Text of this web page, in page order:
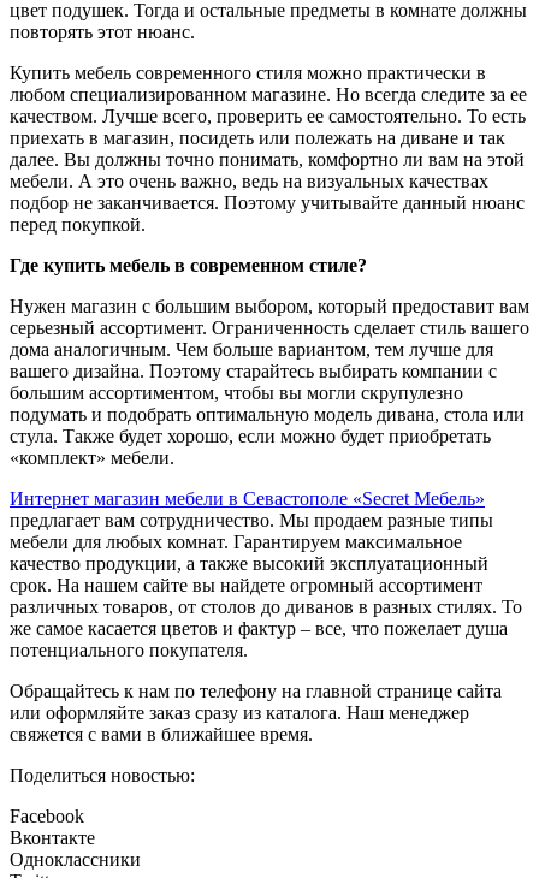
цвет подушек. Тогда и остальные предметы в комнате должны
повторять этот нюанс.
Купить мебель современного стиля можно практически в
любом специализированном магазине. Но всегда следите за ее
качеством. Лучше всего, проверить ее самостоятельно. То есть
приехать в магазин, посидеть или полежать на диване и так
далее. Вы должны точно понимать, комфортно ли вам на этой
мебели. А это очень важно, ведь на визуальных качествах
подбор не заканчивается. Поэтому учитывайте данный нюанс
перед покупкой.
Где купить мебель в современном стиле?
Нужен магазин с большим выбором, который предоставит вам
серьезный ассортимент. Ограниченность сделает стиль вашего
дома аналогичным. Чем больше вариантом, тем лучше для
вашего дизайна. Поэтому старайтесь выбирать компании с
большим ассортиментом, чтобы вы могли скрупулезно
подумать и подобрать оптимальную модель дивана, стола или
стула. Также будет хорошо, если можно будет приобретать
«комплект» мебели.
Интернет магазин мебели в Севастополе «Secret Мебель»
предлагает вам сотрудничество. Мы продаем разные типы
мебели для любых комнат. Гарантируем максимальное
качество продукции, а также высокий эксплуатационный
срок. На нашем сайте вы найдете огромный ассортимент
различных товаров, от столов до диванов в разных стилях. То
же самое касается цветов и фактур – все, что пожелает душа
потенциального покупателя.
Обращайтесь к нам по телефону на главной странице сайта
или оформляйте заказ сразу из каталога. Наш менеджер
свяжется с вами в ближайшее время.
Поделиться новостью:
Facebook
Вконтакте
Одноклассники